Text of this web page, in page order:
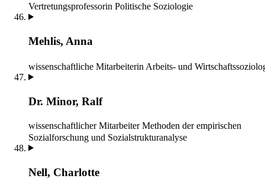
Vertretungsprofessorin Politische Soziologie
Mehlis, Anna
wissenschaftliche Mitarbeiterin Arbeits- und
Dr. Minor, Ralf
wissenschaftlicher Mitarbeiter Methoden der empirischen
Sozialforschung und Sozialstrukturanalyse
Nell, Charlotte